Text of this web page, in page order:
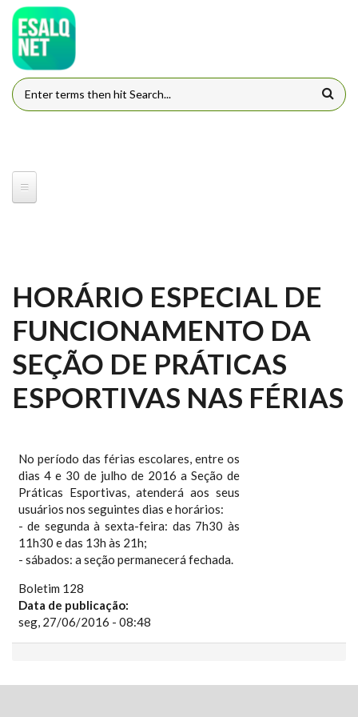
Pular para o conteúdo principal
FORMULÁRIO DE BUSCA
HORÁRIO ESPECIAL DE
FUNCIONAMENTO DA
SEÇÃO DE PRÁTICAS
ESPORTIVAS NAS FÉRIAS
No período das férias escolares, entre os
dias 4 e 30 de julho de 2016 a Seção de
Práticas Esportivas, atenderá aos seus
usuários nos seguintes dias e horários:
- de segunda à sexta-feira: das 7h30 às
11h30 e das 13h às 21h;
- sábados: a seção permanecerá fechada.
Boletim 128
Data de publicação:
seg, 27/06/2016 - 08:48